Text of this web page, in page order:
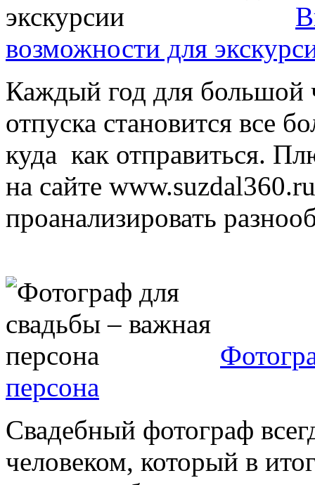
возможности для
Каждый год для большой
отпуска становится все
куда как отправиться.
на сайте
проанализировать
персона
Свадебный фотограф
человеком, который в